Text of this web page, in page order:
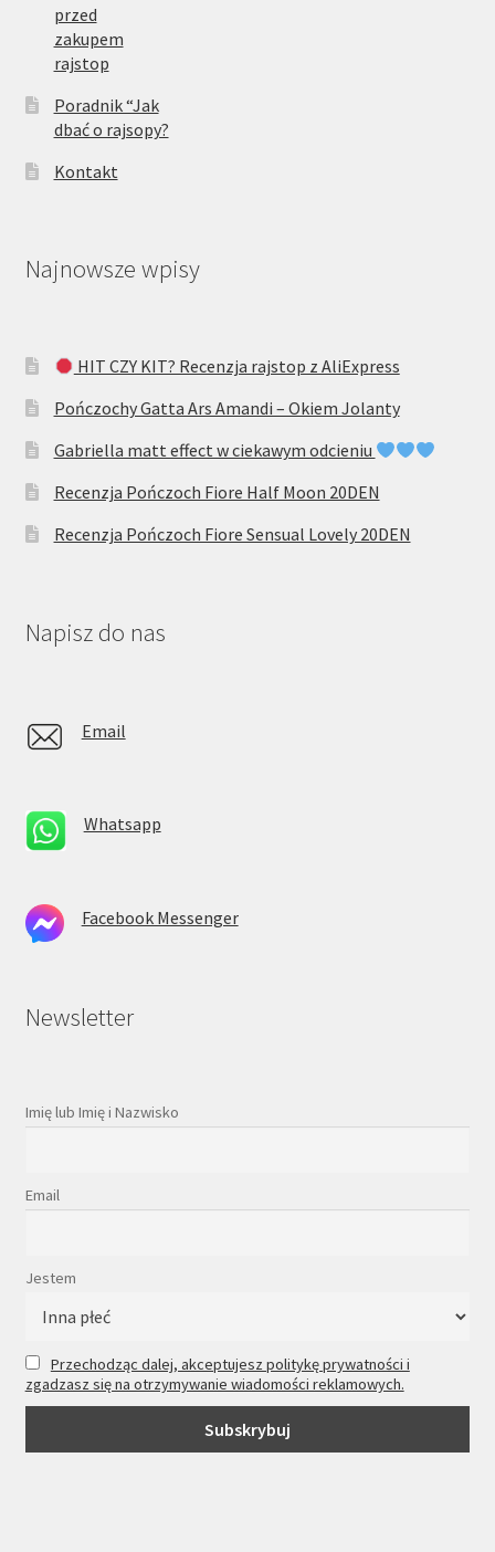
przed
zakupem
rajstop
Poradnik “Jak
dbać o rajsopy?
Kontakt
Najnowsze wpisy
HIT CZY KIT? Recenzja rajstop z AliExpress
Pończochy Gatta Ars Amandi – Okiem Jolanty
Gabriella matt effect w ciekawym odcieniu
Recenzja Pończoch Fiore Half Moon 20DEN
Recenzja Pończoch Fiore Sensual Lovely 20DEN
Napisz do nas
Email
Whatsapp
Facebook Messenger
Newsletter
Imię lub Imię i Nazwisko
Email
Jestem
Przechodząc dalej, akceptujesz politykę prywatności i
zgadzasz się na otrzymywanie wiadomości reklamowych.